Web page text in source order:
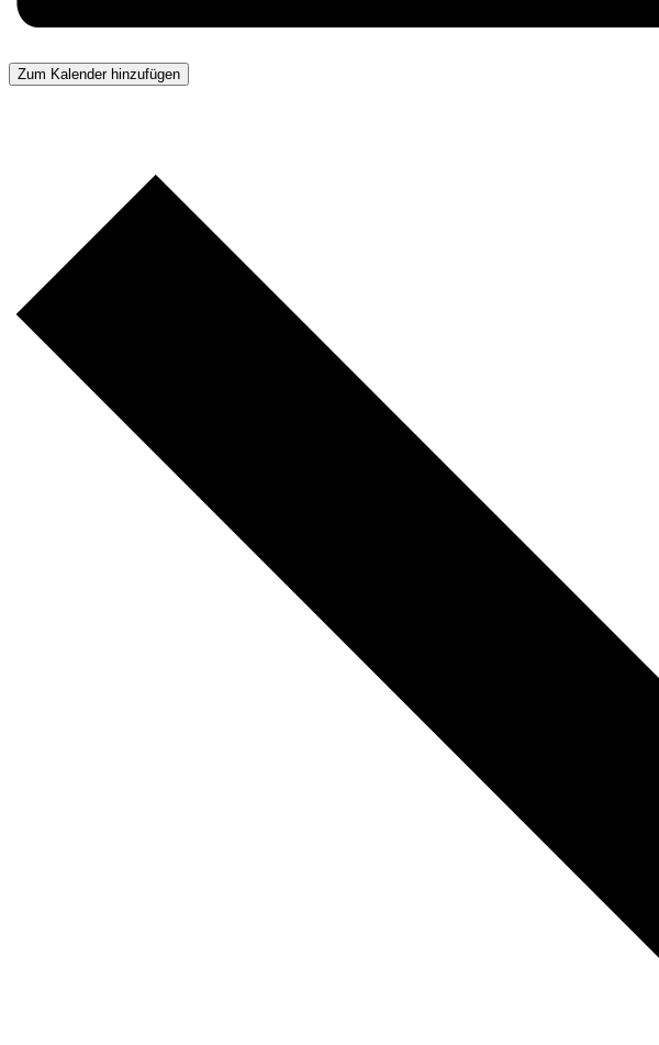
Zum Kalender hinzufügen